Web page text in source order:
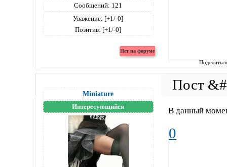
Сообщений: 121
Уважение: [+1/-0]
Позитив: [+1/-0]
Miniature
Интересующийся В данный
0